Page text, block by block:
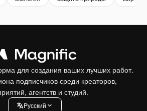
для создания ваших лучших работ.
подписчиков среди креаторов,
агентств и студий.
Pусский